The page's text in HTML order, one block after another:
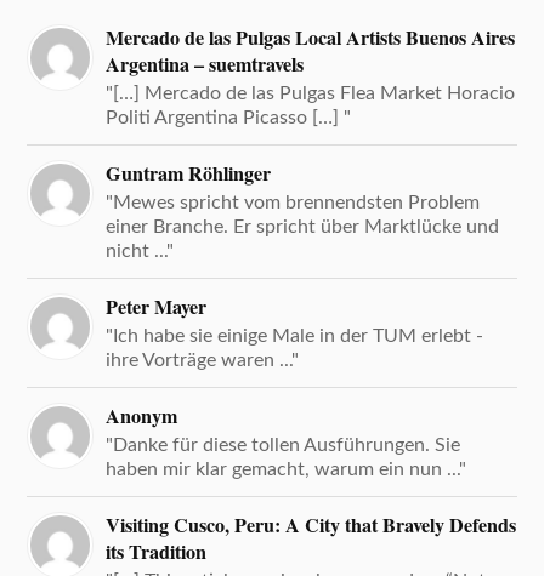
Mercado de las Pulgas Local Artists Buenos Aires
Argentina – suemtravels
"[…] Mercado de las Pulgas Flea Market Horacio
Politi Argentina Picasso […] "
Guntram Röhlinger
"Mewes spricht vom brennendsten Problem
einer Branche. Er spricht über Marktlücke und
nicht ..."
Peter Mayer
"Ich habe sie einige Male in der TUM erlebt -
ihre Vorträge waren ..."
Anonym
"Danke für diese tollen Ausführungen. Sie
haben mir klar gemacht, warum ein nun ..."
Visiting Cusco, Peru: A City that Bravely Defends
its Tradition